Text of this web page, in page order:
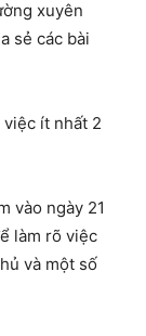
xuyên
sẻ các bài
việc ít nhất 2
vào ngày 21
làm rõ việc
và một số